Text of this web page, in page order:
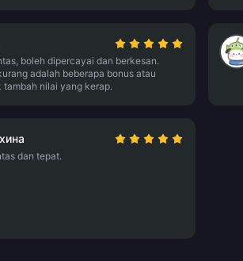
boleh dipercayai dan berkesan.
adalah beberapa bonus atau
tambah nilai yang kerap.
dan tepat.